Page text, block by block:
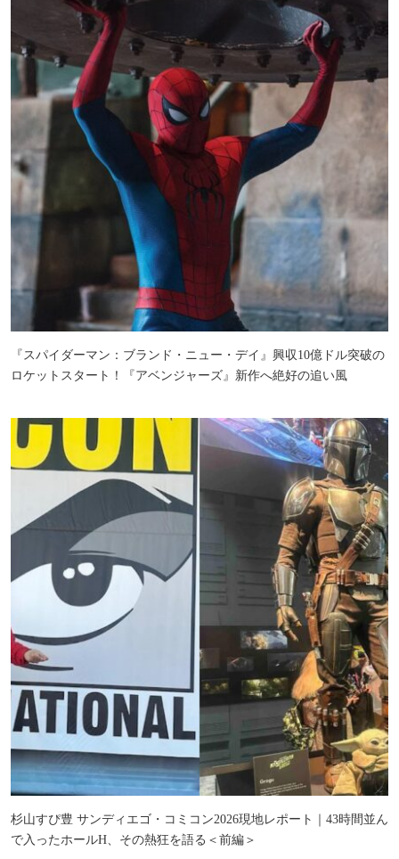
『スパイダーマン：ブランド・ニュー・デイ』興収10億ドル突破の
ロケットスタート！『アベンジャーズ』新作へ絶好の追い風
杉山すぴ豊 サンディエゴ・コミコン2026現地レポート｜43時間並ん
で入ったホールH、その熱狂を語る＜前編＞